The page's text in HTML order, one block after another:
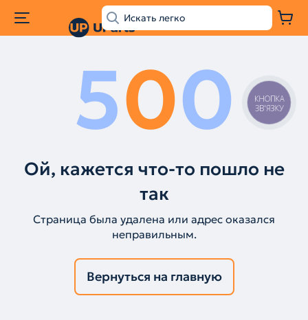
500
Ой, кажется что-то пошло не
так
Страница была удалена или адрес оказался
неправильным.
Вернуться на главную
КНОПКА
ЗВ'ЯЗКУ